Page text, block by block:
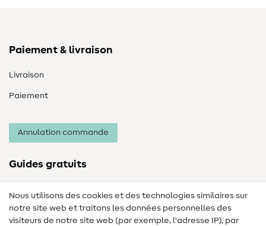
Paiement & livraison
Livraison
Paiement
Annulation commande
Guides gratuits
Lexique de couture
Nous utilisons des cookies et des technologies similaires sur
notre site web et traitons les données personnelles des
visiteurs de notre site web (par exemple, l'adresse IP), par